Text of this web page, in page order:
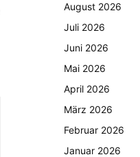
August 2026
Juli 2026
Juni 2026
Mai 2026
April 2026
März 2026
Februar 2026
Januar 2026